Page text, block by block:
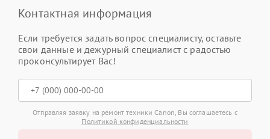
Контактная информация
Если требуется задать вопрос специалисту, оставьте
свои данные и дежурный специалист с радостью
проконсультирует Вас!
Отправляя заявку на ремонт техники Canon, Вы соглашаетесь с
Политикой конфиденциальности